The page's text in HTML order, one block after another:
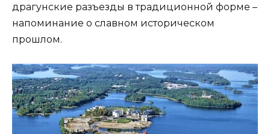
драгунские разъезды в традиционной форме –
напоминание о славном историческом
прошлом.